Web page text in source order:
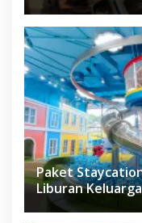
Paket
Liburan
Herloom Hotel